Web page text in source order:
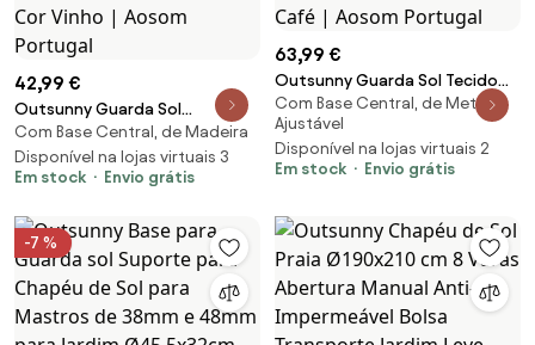
42,99 €
Outsunny Guarda Sol
Ø250x230 cm Mastro Madeira
6 Hastes Sistema Polia Fixação
Jardim Terraço Resistente
Portugal
Com Base Central, de Madeira
Disponível na lojas virtuais 3
Em stock
Envio grátis
63,99 €
Outsunny Guarda Sol Tecido
Ângulo Ajustável Grande Jardim
Terraço Exterior Resistente
Intempéries Φ300x245 cm
Café | Aosom Portugal
Com Base Central, de Metal,
Ajustável
Disponível na lojas virtuais 2
Em stock
Envio grátis
-7 %